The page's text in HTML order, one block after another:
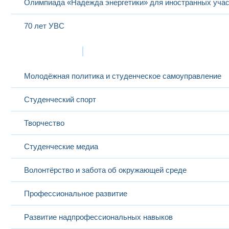
Олимпиада «Надежда энергетики» для иностранных
70 лет УВС
Молодёжная политика и студенческое самоуправление
Студенческий спорт
Творчество
Студенческие медиа
Волонтёрство и забота об окружающей среде
Профессиональное развитие
Развитие надпрофессиональных навыков